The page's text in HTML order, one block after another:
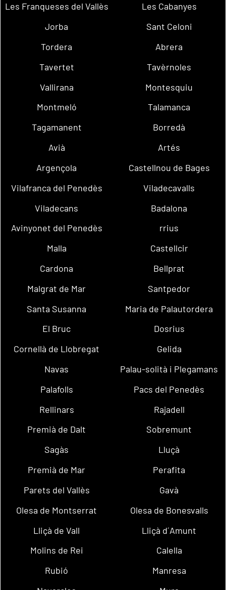
Les Franqueses del Vallès
Les Cabanyes
Jorba
Sant Celoni
Tordera
Abrera
Tavertet
Tavèrnoles
Vallirana
Montesquiu
Montmeló
Talamanca
Tagamanent
Borredà
Avià
Artés
Argençola
Castellnou de Bages
Vilafranca del Penedès
Viladecavalls
Viladecans
Badalona
Avinyonet del Penedès
rrius
Malla
Castellcir
Cardona
Bellprat
Malgrat de Mar
Santpedor
Santa Susanna
Maria de Palautordera
El Bruc
Dosrius
Cornellà de Llobregat
Gelida
Navas
Palau-solità i Plegamans
Palafolls
Pacs del Penedès
Rellinars
Rajadell
Premià de Dalt
Sobremunt
Sagàs
Lluçà
Premià de Mar
Perafita
Parets del Vallès
Gavà
Olesa de Montserrat
Olesa de Bonesvalls
Lliçà de Vall
Lliçà d´Amunt
Molins de Rei
Calella
Rubió
Manresa